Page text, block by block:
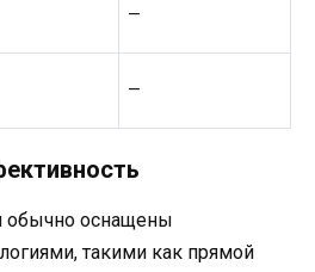
—
—
обычно оснащены
такими как прямой